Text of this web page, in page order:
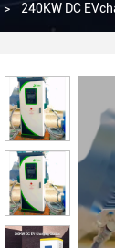
> 240KW DC